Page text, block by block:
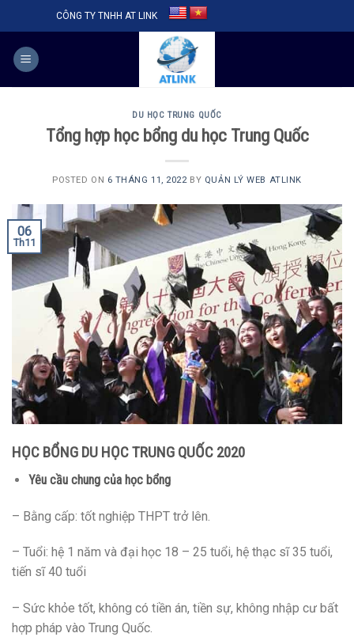
to
content
CÔNG TY TNHH AT LINK
DU HỌC TRUNG QUỐC
Tổng hợp học bổng du học Trung Quốc
POSTED ON 6 THÁNG 11, 2022 BY QUẢN LÝ WEB ATLINK
06
Th11
HỌC BỔNG DU HỌC TRUNG QUỐC 2020
Yêu cầu chung của học bổng
– Bằng cấp: tốt nghiệp THPT trở lên.
– Tuổi: hệ 1 năm và đại học 18 – 25 tuổi, hệ thạc sĩ 35 tuổi,
tiến sĩ 40 tuổi
– Sức khỏe tốt, không có tiền án, tiền sự, không nhập cư bất
hợp pháp vào Trung Quốc.